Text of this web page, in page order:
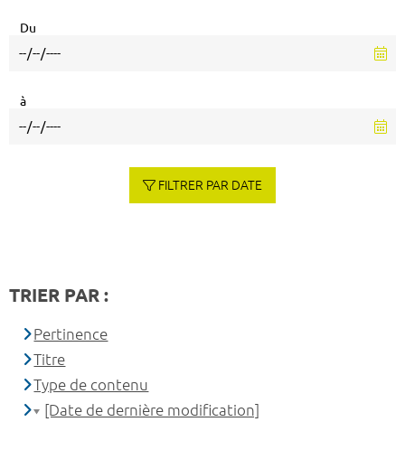
Du
à
FILTRER PAR DATE
TRIER PAR :
Pertinence
Titre
Type de contenu
[Date de dernière modification]